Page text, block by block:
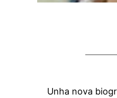
Unha nova